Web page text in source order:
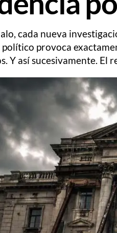
cada nueva
provoca
Y así sucesivamente.